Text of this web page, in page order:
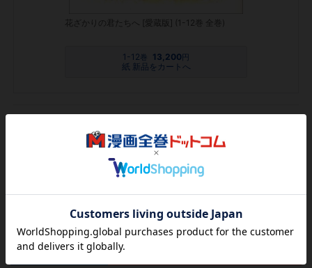
花ざかりの君たちへ [愛蔵版] (1-12巻 全巻)
1-12巻 13,200 円
紙 新品をカートへ
紙版 中古2,600 円 を見る
欲しいリストに追加する